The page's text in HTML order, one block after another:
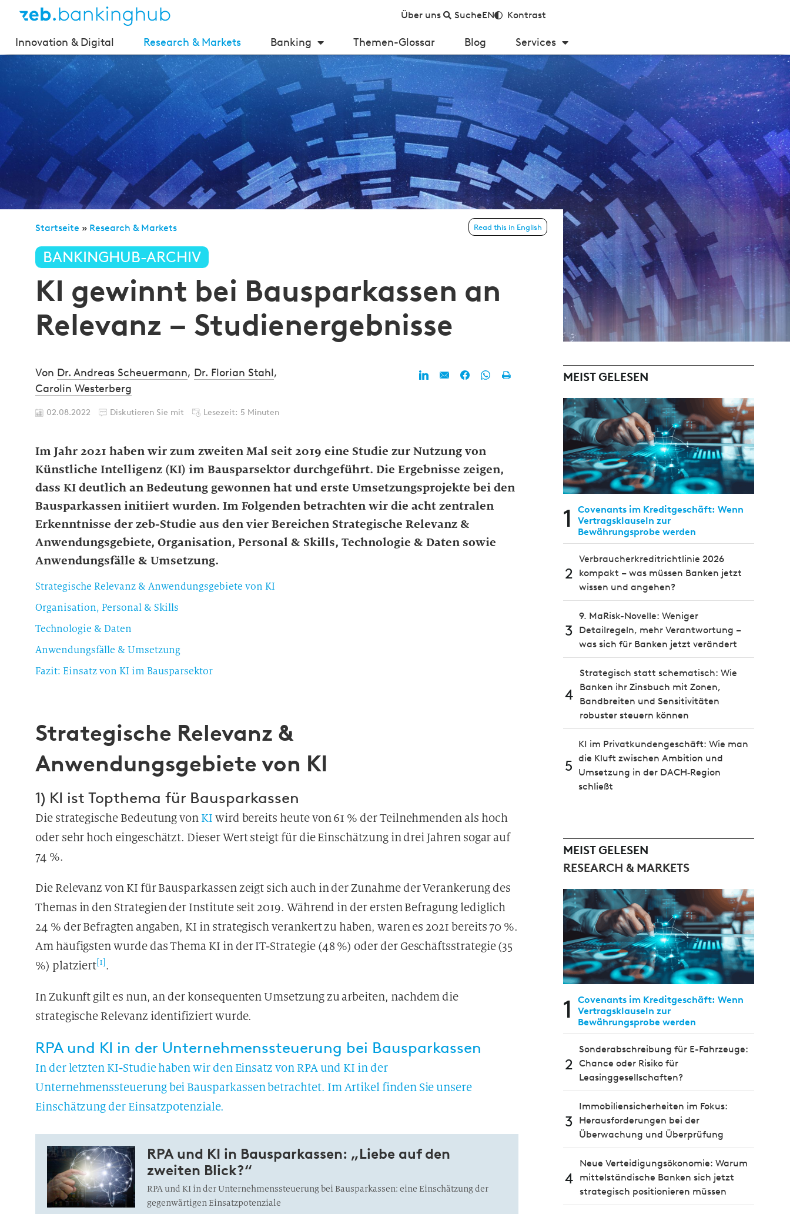
Über uns SucheEN Kontrast
Innovation & Digital Research & Markets Banking Themen-Glossar Blog Services
Startseite » Research & Markets Read this in English
BANKINGHUB-ARCHIV
KI gewinnt bei Bausparkassen an
Relevanz – Studienergebnisse
Von Dr. Andreas Scheuermann, Dr. Florian Stahl,
Carolin Westerberg
02.08.2022 Diskutieren Sie mit Lesezeit: 5 Minuten
Im Jahr 2021 haben wir zum zweiten Mal seit 2019 eine Studie zur Nutzung von
Künstliche Intelligenz (KI) im Bausparsektor durchgeführt. Die Ergebnisse zeigen,
dass KI deutlich an Bedeutung gewonnen hat und erste Umsetzungsprojekte bei den
Bausparkassen initiiert wurden. Im Folgenden betrachten wir die acht zentralen
Erkenntnisse der zeb-Studie aus den vier Bereichen Strategische Relevanz &
Anwendungsgebiete, Organisation, Personal & Skills, Technologie & Daten sowie
Anwendungsfälle & Umsetzung.
Strategische Relevanz & Anwendungsgebiete von KI
Organisation, Personal & Skills
Technologie & Daten
Anwendungsfälle & Umsetzung
Fazit: Einsatz von KI im Bausparsektor
Strategische Relevanz &
Anwendungsgebiete von KI
1) KI ist Topthema für Bausparkassen
Die strategische Bedeutung von KI wird bereits heute von 61 % der Teilnehmenden als hoch
oder sehr hoch eingeschätzt. Dieser Wert steigt für die Einschätzung in drei Jahren sogar auf
74 %.
Die Relevanz von KI für Bausparkassen zeigt sich auch in der Zunahme der Verankerung des
Themas in den Strategien der Institute seit 2019. Während in der ersten Befragung lediglich
24 % der Befragten angaben, KI in strategisch verankert zu haben, waren es 2021 bereits 70 %.
Am häufigsten wurde das Thema KI in der IT-Strategie (48 %) oder der Geschäftsstrategie (35
%) platziert[1].
In Zukunft gilt es nun, an der konsequenten Umsetzung zu arbeiten, nachdem die
strategische Relevanz identifiziert wurde.
RPA und KI in der Unternehmenssteuerung bei Bausparkassen
In der letzten KI-Studie haben wir den Einsatz von RPA und KI in der
Unternehmenssteuerung bei Bausparkassen betrachtet. Im Artikel finden Sie unsere
Einschätzung der Einsatzpotenziale.
RPA und KI in Bausparkassen: „Liebe auf den
zweiten Blick?“
RPA und KI in der Unternehmenssteuerung bei Bausparkassen: eine Einschätzung der
gegenwärtigen Einsatzpotenziale
MEIST GELESEN
1
Covenants im Kreditgeschäft: Wenn
Vertragsklauseln zur
Bewährungsprobe werden
2
Verbraucherkreditrichtlinie 2026
kompakt – was müssen Banken jetzt
wissen und angehen?
3
9. MaRisk-Novelle: Weniger
Detailregeln, mehr Verantwortung –
was sich für Banken jetzt verändert
4
Strategisch statt schematisch: Wie
Banken ihr Zinsbuch mit Zonen,
Bandbreiten und Sensitivitäten
robuster steuern können
5
KI im Privatkundengeschäft: Wie man
die Kluft zwischen Ambition und
Umsetzung in der DACH‑Region
schließt
MEIST GELESEN
RESEARCH & MARKETS
1
Covenants im Kreditgeschäft: Wenn
Vertragsklauseln zur
Bewährungsprobe werden
2
Sonderabschreibung für E-Fahrzeuge:
Chance oder Risiko für
Leasinggesellschaften?
3
Immobiliensicherheiten im Fokus:
Herausforderungen bei der
Überwachung und Überprüfung
4
Neue Verteidigungsökonomie: Warum
mittelständische Banken sich jetzt
strategisch positionieren müssen